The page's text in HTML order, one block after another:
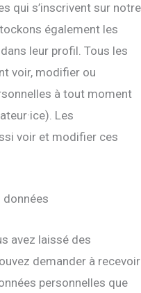
qui s’inscrivent sur notre
également les
leur profil. Tous les
voir, modifier ou
à tout moment
Les
voir et modifier ces
données
avez laissé des
demander à recevoir
personnelles que